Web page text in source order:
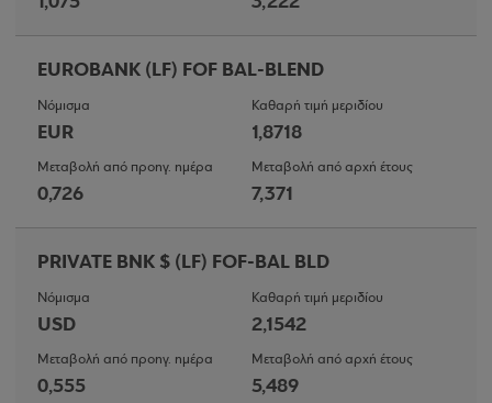
EUROBANK (LF) FOF BAL-BLEND
Νόμισμα
EUR
Καθαρή τιμή μεριδίου
1,8718
Μεταβολή από προηγ. ημέρα
0,726
Μεταβολή από αρχή έτους
7,371
PRIVATE BNK $ (LF) FOF-BAL BLD
Νόμισμα
USD
Καθαρή τιμή μεριδίου
2,1542
Μεταβολή από προηγ. ημέρα
0,555
Μεταβολή από αρχή έτους
5,489